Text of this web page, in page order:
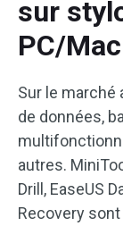
sur
PC/Mac
Sur le marché
de données,
autres.
Drill, EaseUS
Recovery